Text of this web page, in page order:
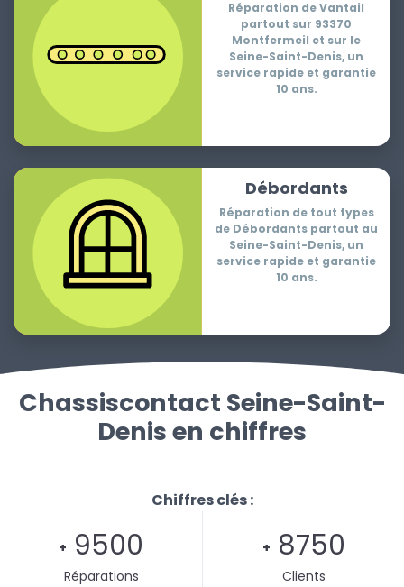
Réparation de Vantail
partout sur 93370
Montfermeil et sur le
Seine-Saint-Denis, un
service rapide et garantie
10 ans.
Débordants
Réparation de tout types
de Débordants partout au
Seine-Saint-Denis, un
service rapide et garantie
10 ans.
Chassiscontact Seine-Saint-
Denis en chiffres
Chiffres clés :
+ 9500
Réparations
+ 8750
Clients